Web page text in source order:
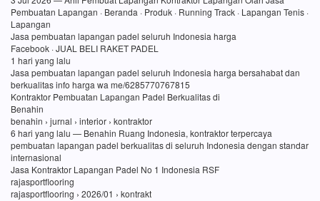
Pembuatan Lapangan · Beranda · Produk · Running Track · Lapangan Tenis ·
Lapangan
Jasa pembuatan lapangan padel seluruh Indonesia harga
Facebook · JUAL BELI RAKET PADEL
1 hari yang lalu
Jasa pembuatan lapangan padel seluruh Indonesia harga bersahabat dan
berkualitas info harga wa me/6285770767815
Kontraktor Pembuatan Lapangan Padel Berkualitas di
Benahin
benahin › jurnal › interior › kontraktor
6 hari yang lalu — Benahin Ruang Indonesia, kontraktor terpercaya
pembuatan lapangan padel berkualitas di seluruh Indonesia dengan standar
internasional
Jasa Kontraktor Lapangan Padel No 1 Indonesia RSF
rajasportflooring
rajasportflooring › 2026/01 › kontrakt